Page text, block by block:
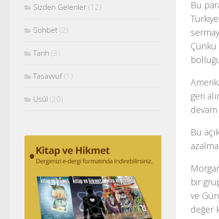
Bu
geri
Bu
bir
ve
değer
Sizden Gelenler (12)
Sohbet (2)
Tarih (3)
Tasavvuf(1)
Usûl (20)